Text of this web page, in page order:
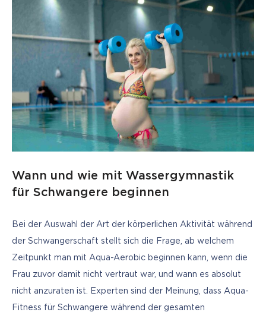
Wann und wie mit Wassergymnastik
für Schwangere beginnen
Bei der Auswahl der Art der körperlichen Aktivität während
der Schwangerschaft stellt sich die Frage, ab welchem
Zeitpunkt man mit Aqua-Aerobic beginnen kann, wenn die
Frau zuvor damit nicht vertraut war, und wann es absolut
nicht anzuraten ist. Experten sind der Meinung, dass Aqua-
Fitness für Schwangere während der gesamten